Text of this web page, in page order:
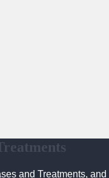
and Treatments, and